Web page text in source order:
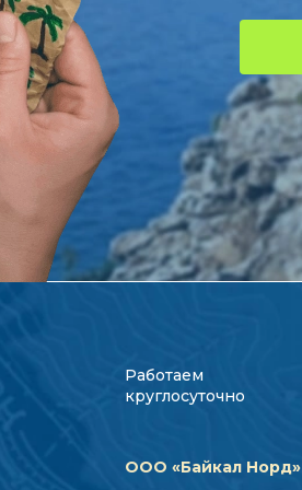
Работаем
круглосуточно
ООО «Байкал Норд»